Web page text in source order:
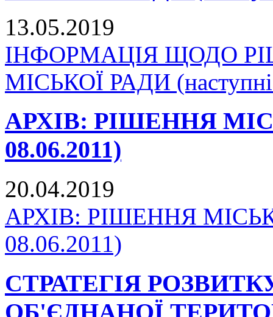
13.05.2019
ІНФОРМАЦІЯ ЩОДО
МІСЬКОЇ РАДИ (наступні
АРХІВ: РІШЕННЯ
08.06.2011)
20.04.2019
АРХІВ: РІШЕННЯ
08.06.2011)
СТРАТЕГІЯ